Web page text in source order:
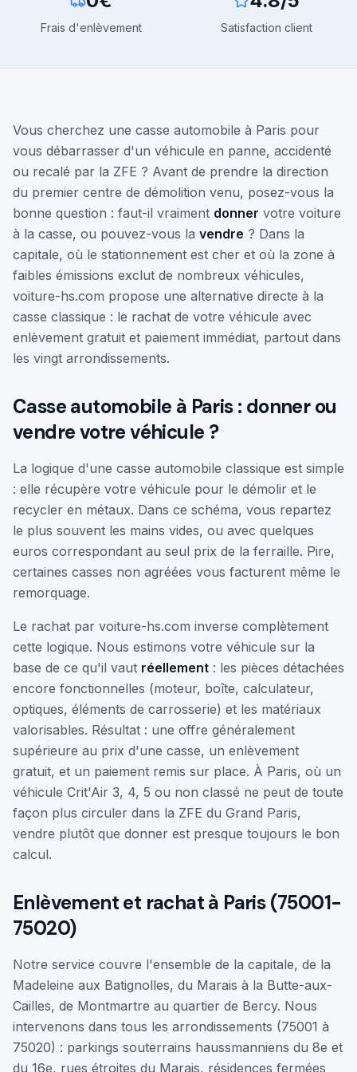
Frais d'enlèvement Satisfaction client
Vous cherchez une casse automobile à Paris pour
vous débarrasser d'un véhicule en panne, accidenté
ou recalé par la ZFE ? Avant de prendre la direction
du premier centre de démolition venu, posez-vous la
bonne question : faut-il vraiment donner votre voiture
à la casse, ou pouvez-vous la vendre ? Dans la
capitale, où le stationnement est cher et où la zone à
faibles émissions exclut de nombreux véhicules,
voiture-hs.com propose une alternative directe à la
casse classique : le rachat de votre véhicule avec
enlèvement gratuit et paiement immédiat, partout dans
les vingt arrondissements.
Casse automobile à Paris : donner ou
vendre votre véhicule ?
La logique d'une casse automobile classique est simple
: elle récupère votre véhicule pour le démolir et le
recycler en métaux. Dans ce schéma, vous repartez
le plus souvent les mains vides, ou avec quelques
euros correspondant au seul prix de la ferraille. Pire,
certaines casses non agréées vous facturent même le
remorquage.
Le rachat par voiture-hs.com inverse complètement
cette logique. Nous estimons votre véhicule sur la
base de ce qu'il vaut réellement : les pièces détachées
encore fonctionnelles (moteur, boîte, calculateur,
optiques, éléments de carrosserie) et les matériaux
valorisables. Résultat : une offre généralement
supérieure au prix d'une casse, un enlèvement
gratuit, et un paiement remis sur place. À Paris, où un
véhicule Crit'Air 3, 4, 5 ou non classé ne peut de toute
façon plus circuler dans la ZFE du Grand Paris,
vendre plutôt que donner est presque toujours le bon
calcul.
Enlèvement et rachat à Paris (75001-
75020)
Notre service couvre l'ensemble de la capitale, de la
Madeleine aux Batignolles, du Marais à la Butte-aux-
Cailles, de Montmartre au quartier de Bercy. Nous
intervenons dans tous les arrondissements (75001 à
75020) : parkings souterrains haussmanniens du 8e et
du 16e, rues étroites du Marais, résidences fermées